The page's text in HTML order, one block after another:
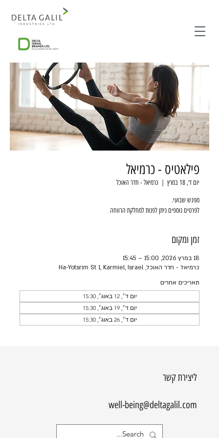
פילאטיס - כרמיאל
יום ד׳, 18 במרץ
  |
כרמיאל - חדר האוכל
לפרטים נוספים ניתן לפנות למחלקת הרווחה
זמן ומקום
18 במרץ 2026, 15:00 – 15:45
כרמיאל - חדר האוכל, Ha-Yotsrim St 1, Karmiel, Israel
תאריכים אחרים
יום ד׳, 12 באוג׳, 15:30
יום ד׳, 19 באוג׳, 15:30
יום ד׳, 26 באוג׳, 15:30
ליצירת קשר
well-being@deltagalil.com